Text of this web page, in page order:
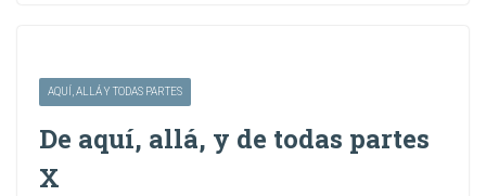
AQUÍ, ALLÁ Y TODAS PARTES
De aquí, allá, y de todas partes
X